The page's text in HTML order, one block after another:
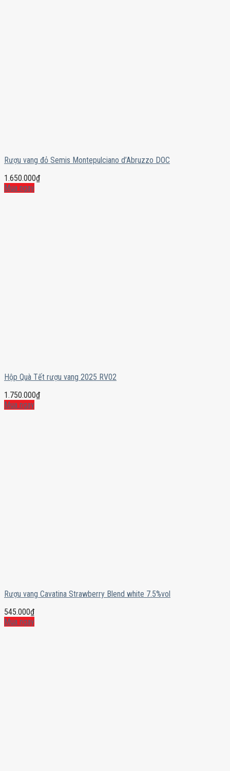
Rượu vang đỏ Semis Montepulciano d’Abruzzo DOC
1.650.000₫
Mua ngay
Hộp Quà Tết rượu vang 2025 RV02
1.750.000₫
Mua ngay
Rượu vang Cavatina Strawberry Blend white 7.5%vol
545.000₫
Mua ngay